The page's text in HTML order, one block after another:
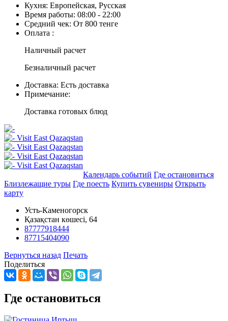
Кухня: Европейская, Русская
Время работы: 08:00 - 22:00
Средний чек: От 800 тенге
Оплата :
Наличный расчет
Безналичный расчет
Доставка: Есть доставка
Примечание:
Доставка готовых блюд
Календарь событий Где остановиться
Близлежащие туры Где поесть Купить сувениры Открыть
карту
Усть-Каменогорск
Қазақстан көшесі, 64
87777918444
87715404090
Вернуться назад Печать
Поделиться
Где остановиться